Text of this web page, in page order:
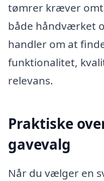
tømrer kræver
både håndværket
handler om at
funktionalitet,
relevans.
Praktiske
gavevalg
Når du vælger en